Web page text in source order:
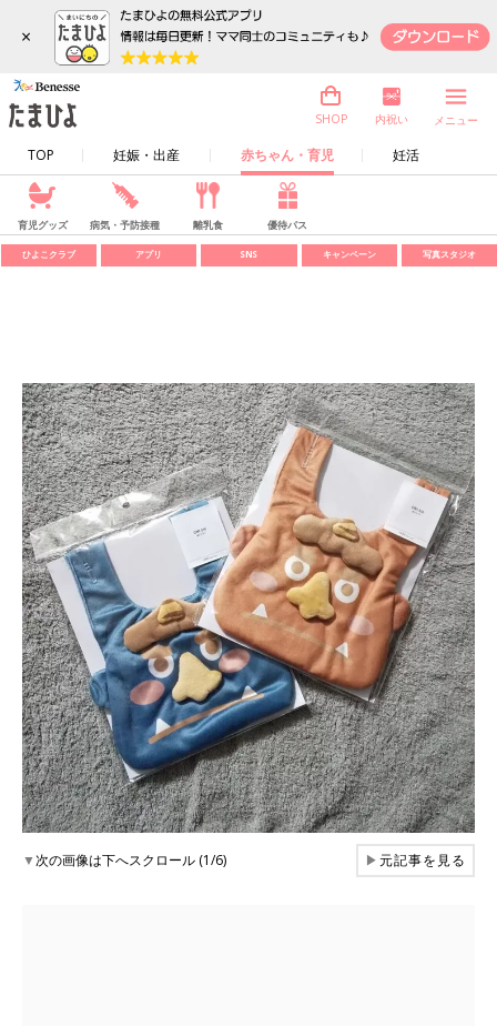
×
TOP 妊娠・出産 赤ちゃん・育児 妊活
SHOP 内祝い メニュー
育児グッズ 病気・予防接種 離乳食 優待パス
ひよこクラブ アプリ SNS キャンペーン 写真スタジオ
▼次の画像は下へスクロール (1/6) ▶元記事を見る